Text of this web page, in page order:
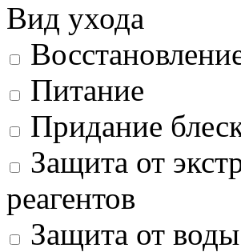
Вид ухода
Питание
Придание
Защита от
реагентов
Защита от